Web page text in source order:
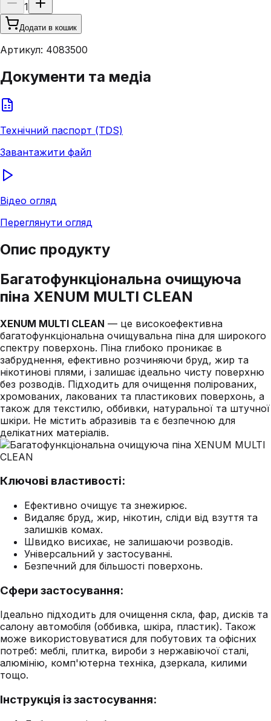
1
Додати в кошик
Артикул: 4083500
Документи та медіа
Технічний паспорт (TDS)
Завантажити файл
Відео огляд
Переглянути огляд
Опис продукту
Багатофункціональна очищуюча
піна XENUM MULTI CLEAN
XENUM MULTI CLEAN — це високоефективна
багатофункціональна очищувальна піна для широкого
спектру поверхонь. Піна глибоко проникає в
забруднення, ефективно розчиняючи бруд, жир та
нікотинові плями, і залишає ідеально чисту поверхню
без розводів. Підходить для очищення полірованих,
хромованих, лакованих та пластикових поверхонь, а
також для текстилю, оббивки, натуральної та штучної
шкіри. Не містить абразивів та є безпечною для
делікатних матеріалів.
Ключові властивості:
Ефективно очищує та знежирює.
Видаляє бруд, жир, нікотин, сліди від взуття та
залишків комах.
Швидко висихає, не залишаючи розводів.
Універсальний у застосуванні.
Безпечний для більшості поверхонь.
Сфери застосування:
Ідеально підходить для очищення скла, фар, дисків та
салону автомобіля (оббивка, шкіра, пластик). Також
може використовуватися для побутових та офісних
потреб: меблі, плитка, вироби з нержавіючої сталі,
алюмінію, комп'ютерна техніка, дзеркала, килими
тощо.
Інструкція із застосування: